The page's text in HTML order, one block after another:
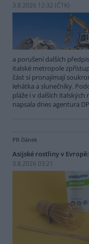
3.8.2026 12:32 (ČTK)
a porušení dalších
italské metropole
část si pronajímají
lehátka a slunečníky.
pláže i v dalších italských
napsala dnes agentura
PR článek
Asijské rostliny v
3.8.2026 03:21